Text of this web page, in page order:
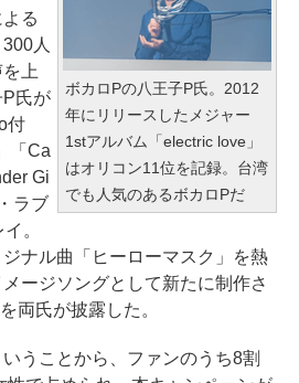
ボカロPの八王子P氏。2012
年にリリースしたメジャー
1stアルバム「electric love」
はオリコン11位を記録。台湾
でも人気のあるボカロPだ
る
人
上
氏が
付
「Ca
Gi
ラブ
。
ナル曲「ヒーローマスク」を熱
ージソングとして新たに制作さ
両氏が披露した。
うことから、ファンのうち8割